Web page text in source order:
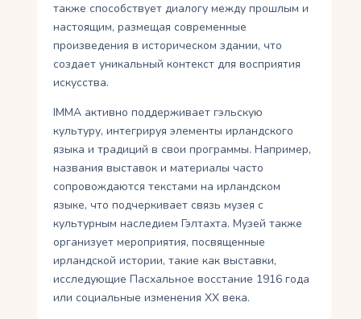
также способствует диалогу между прошлым и
настоящим, размещая современные
произведения в историческом здании, что
создает уникальный контекст для восприятия
искусства.
IMMA активно поддерживает гэльскую
культуру, интегрируя элементы ирландского
языка и традиций в свои программы. Например,
названия выставок и материалы часто
сопровождаются текстами на ирландском
языке, что подчеркивает связь музея с
культурным наследием Гэлтахта. Музей также
организует мероприятия, посвященные
ирландской истории, такие как выставки,
исследующие Пасхальное восстание 1916 года
или социальные изменения XX века.